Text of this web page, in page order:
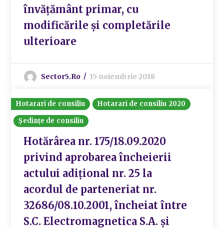
învățământ primar, cu
modificările și completările
ulterioare
Sector5.ro 15 noiembrie 2018
Hotarari de consiliu
Hotarari de consiliu 2020
Ședințe de consiliu
Hotărârea nr. 175/18.09.2020
privind aprobarea încheierii
actului adiţional nr. 25 la
acordul de parteneriat nr.
32686/08.10.2001, încheiat între
S.C. Electromagnetica S.A. şi